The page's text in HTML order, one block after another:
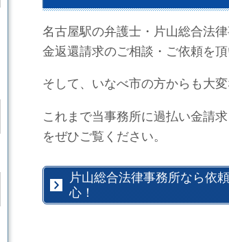
名古屋駅の弁護士・片山総合法
金返還請求のご相談・ご依頼を頂
そして、いなべ市の方からも大
これまで当事務所に過払い金請
をぜひご覧ください。
片山総合法律事務所なら依
心！